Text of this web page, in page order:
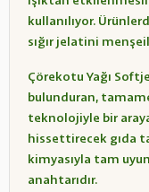
kullanılıyor.
sığır jelatini
Çörekotu Yağı
bulunduran,
teknolojiyle bir
hissettirecek gıda
kimyasıyla tam
anahtarıdır.